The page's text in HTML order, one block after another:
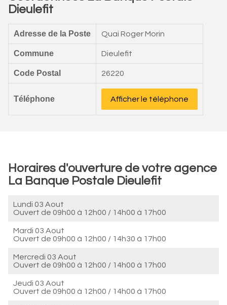
Dieulefit
Adresse de la Poste Quai Roger Morin
Commune Dieulefit
Code Postal 26220
Téléphone Afficher le téléphone
Horaires d'ouverture de votre agence
La Banque Postale Dieulefit
Lundi 03 Aout
Ouvert de 09h00 à 12h00 / 14h00 à 17h00
Mardi 03 Aout
Ouvert de 09h00 à 12h00 / 14h30 à 17h00
Mercredi 03 Aout
Ouvert de 09h00 à 12h00 / 14h00 à 17h00
Jeudi 03 Aout
Ouvert de 09h00 à 12h00 / 14h00 à 17h00